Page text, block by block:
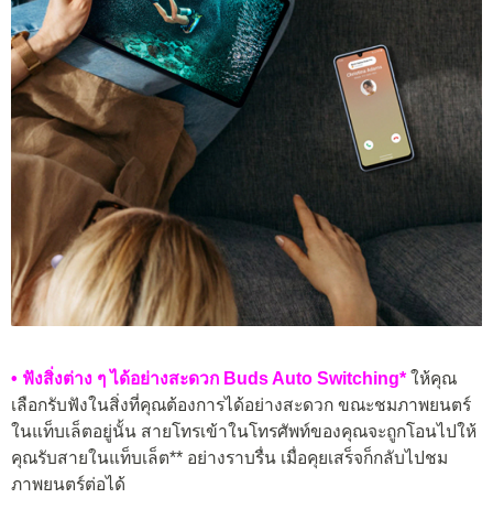
• ฟังสิ่งต่าง ๆ ได้อย่างสะดวก Buds Auto Switching* ให้คุณ
เลือกรับฟังในสิ่งที่คุณต้องการได้อย่างสะดวก ขณะชมภาพยนตร์
ในแท็บเล็ตอยู่นั้น สายโทรเข้าในโทรศัพท์ของคุณจะถูกโอนไปให้
คุณรับสายในแท็บเล็ต** อย่างราบรื่น เมื่อคุยเสร็จก็กลับไปชม
ภาพยนตร์ต่อได้